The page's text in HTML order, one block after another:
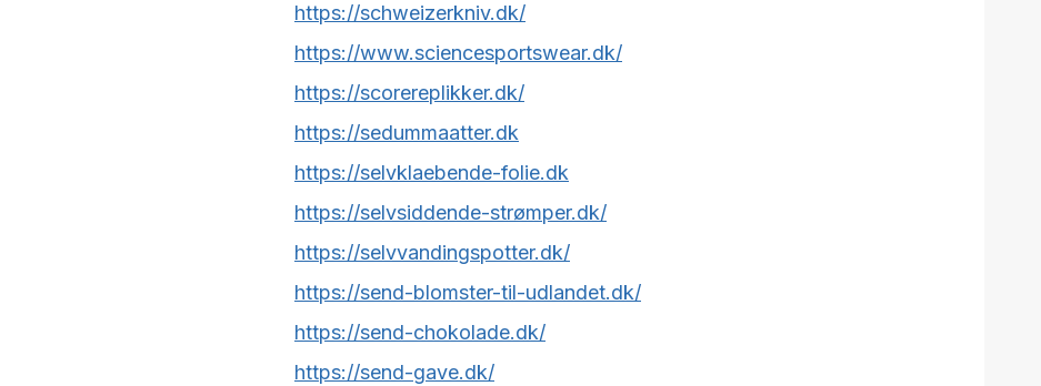
https://schweizerkniv.dk/
https://www.sciencesportswear.dk/
https://scorereplikker.dk/
https://sedummaatter.dk
https://selvklaebende-folie.dk
https://selvsiddende-strømper.dk/
https://selvvandingspotter.dk/
https://send-blomster-til-udlandet.dk/
https://send-chokolade.dk/
https://send-gave.dk/